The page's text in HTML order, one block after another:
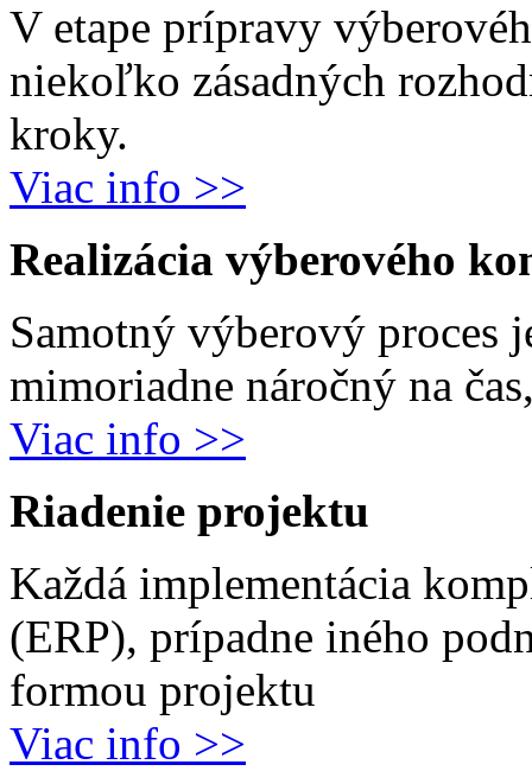
V etape prípravy
niekoľko zásadných
kroky.
Viac info >>
Realizácia výberového
Samotný výberový proces
mimoriadne náročný na
Viac info >>
Riadenie projektu
Každá implementácia
(ERP), prípadne iného
formou projektu
Viac info >>